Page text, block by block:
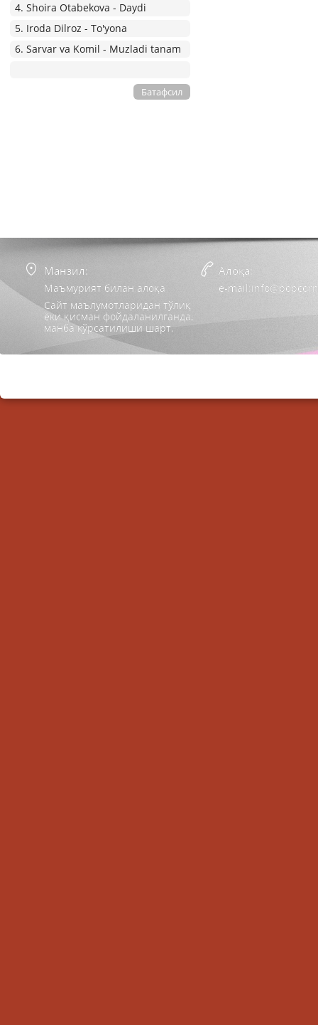
4. Shoira Otabekova - Daydi
5. Iroda Dilroz - To'yona
6. Sarvar va Komil - Muzladi tanam
Батафсил
Манзил:
Маъмурият билан алоқа
Сайт маълумотларидан тўлиқ
ёки қисман фойдаланилганда,
манба кўрсатилиши шарт.
Алоқа:
e-